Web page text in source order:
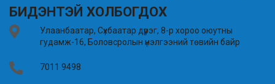
БИДЭНТЭЙ ХОЛБОГДОХ
Улаанбаатар, Сүхбаатар дүүрэг, 8-р хороо оюутны
гудамж-16, Боловсролын үнэлгээний төвийн байр
7011 9498